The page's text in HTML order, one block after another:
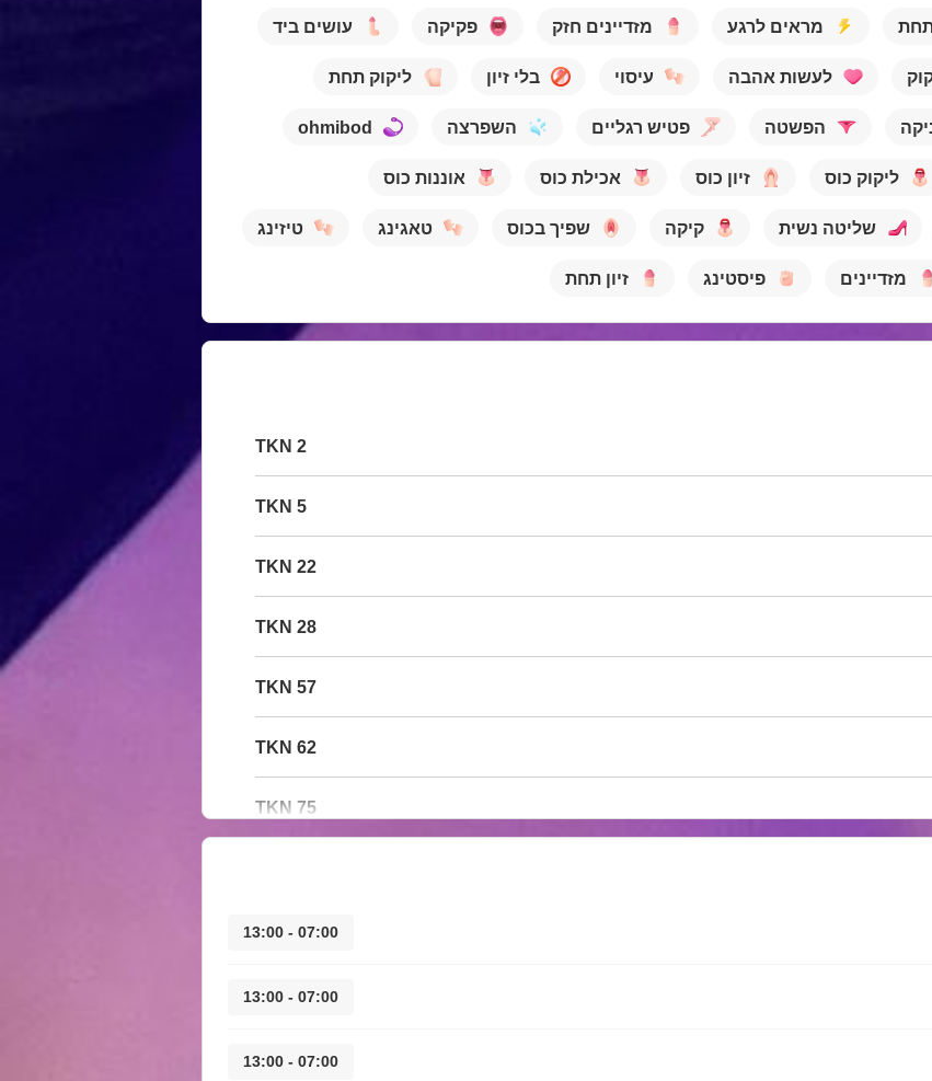
מראים לרגע מזדיינים חזק פקיקה עושים ביד
לעשות אהבה עיסוי בלי זיון ליקוק תחת
הפשטה פטיש רגליים השפרצה ohmibod
ליקוק כוס זיון כוס אכילת כוס אוננות כוס
שליטה נשית קיקה שפיך בכוס טאגינג טיזינג
מזדיינים פיסטינג זיון תחת
2 TKN
5 TKN
22 TKN
28 TKN
57 TKN
62 TKN
75 TKN
07:00 - 13:00
07:00 - 13:00
07:00 - 13:00